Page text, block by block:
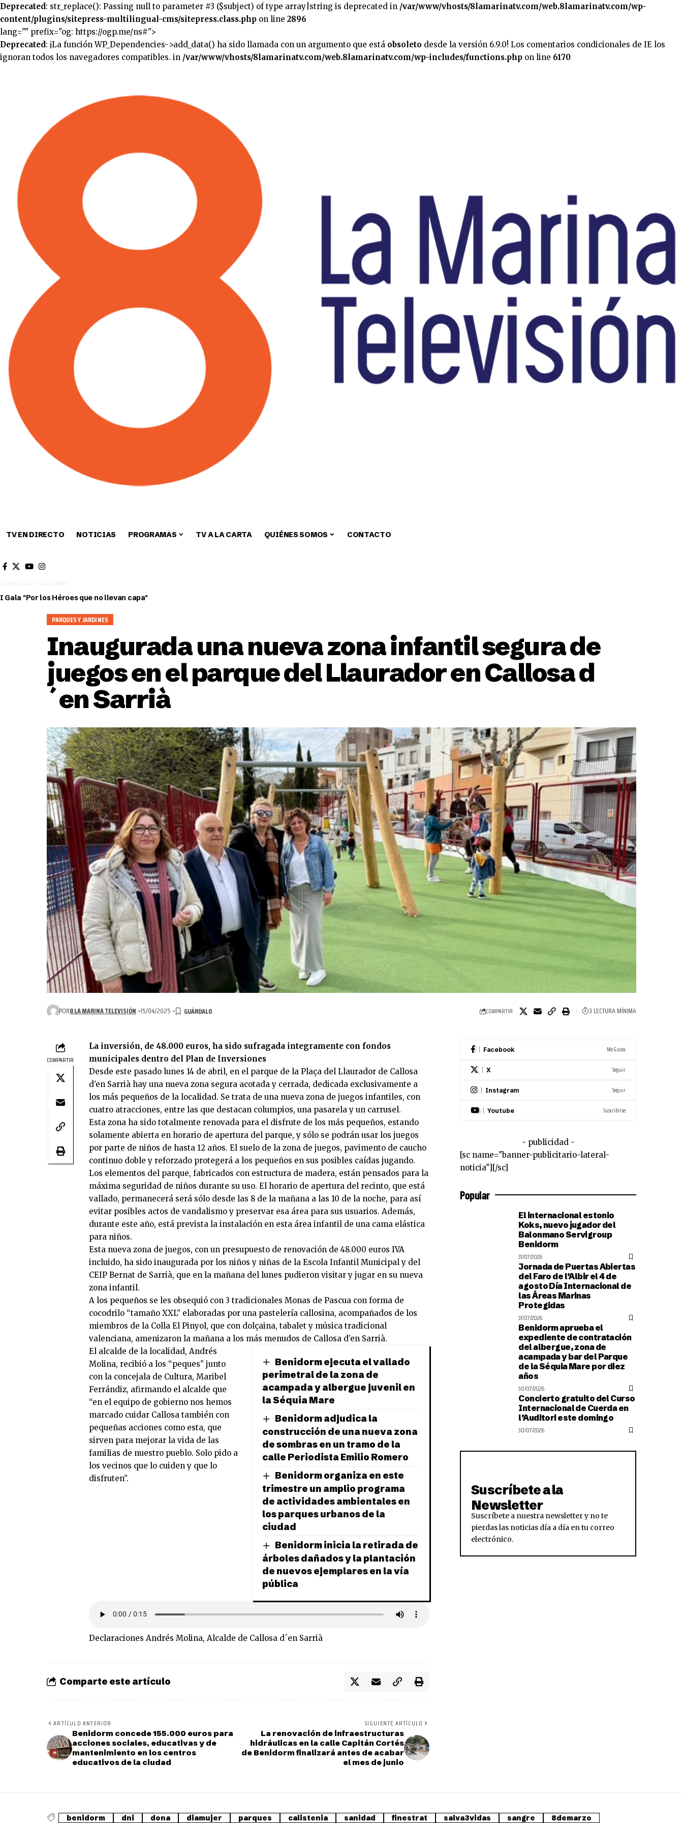
Deprecated: str_replace(): Passing null to parameter #3 ($subject) of type array|string is deprecated in /var/www/vhosts/8lamarinatv.com/web.8lamarinatv.com/wp-
content/plugins/sitepress-multilingual-cms/sitepress.class.php on line 2896
lang="" prefix="og: https://ogp.me/ns#">
Deprecated: ¡La función WP_Dependencies->add_data() ha sido llamada con un argumento que está obsoleto desde la versión 6.9.0! Los comentarios condicionales de IE los
ignoran todos los navegadores compatibles. in /var/www/vhosts/8lamarinatv.com/web.8lamarinatv.com/wp-includes/functions.php on line 6170
TV EN DIRECTO NOTICIAS PROGRAMAS TV A LA CARTA QUIÉNES SOMOS CONTACTO
I Gala "Por los Héroes que no llevan capa"
PARQUES Y JARDINES
Inaugurada una nueva zona infantil segura de
juegos en el parque del Llaurador en Callosa d
´en Sarrià
POR8 LA MARINA TELEVISIÓN 15/04/2025 COMPARTIR 3 LECTURA MÍNIMA
COMPARTIR
La inversión, de 48.000 euros, ha sido sufragada integramente con fondos
municipales dentro del Plan de Inversiones
Desde este pasado lunes 14 de abril, en el parque de la Plaça del Llaurador de Callosa
d’en Sarrià hay una nueva zona segura acotada y cerrada, dedicada exclusivamente a
los más pequeños de la localidad. Se trata de una nueva zona de juegos infantiles, con
cuatro atracciones, entre las que destacan columpios, una pasarela y un carrusel.
Esta zona ha sido totalmente renovada para el disfrute de los más pequeños, estando
solamente abierta en horario de apertura del parque, y sólo se podrán usar los juegos
por parte de niños de hasta 12 años. El suelo de la zona de juegos, pavimento de caucho
continuo doble y reforzado protegerá a los pequeños en sus posibles caídas jugando.
Los elementos del parque, fabricados con estructura de madera, están pensados para la
máxima seguridad de niños durante su uso. El horario de apertura del recinto, que está
vallado, permanecerá será sólo desde las 8 de la mañana a las 10 de la noche, para así
evitar posibles actos de vandalismo y preservar esa área para sus usuarios. Además,
durante este año, está prevista la instalación en esta área infantil de una cama elástica
para niños.
Esta nueva zona de juegos, con un presupuesto de renovación de 48.000 euros IVA
incluido, ha sido inaugurada por los niños y niñas de la Escola Infantil Municipal y del
CEIP Bernat de Sarrià, que en la mañana del lunes pudieron visitar y jugar en su nueva
zona infantil.
A los pequeños se les obsequió con 3 tradicionales Monas de Pascua con forma de
cocodrilo “tamaño XXL” elaboradas por una pastelería callosina, acompañados de los
miembros de la Colla El Pinyol, que con dolçaina, tabalet y música tradicional
valenciana, amenizaron la mañana a los más menudos de Callosa d’en Sarrià.
Benidorm ejecuta el vallado
perimetral de la zona de
acampada y albergue juvenil en
la Séquia Mare
Benidorm adjudica la
construcción de una nueva zona
de sombras en un tramo de la
calle Periodista Emilio Romero
Benidorm organiza en este
trimestre un amplio programa
de actividades ambientales en
los parques urbanos de la
ciudad
Benidorm inicia la retirada de
árboles dañados y la plantación
de nuevos ejemplares en la vía
pública
El alcalde de la localidad, Andrés
Molina, recibió a los “peques” junto
con la concejala de Cultura, Maribel
Ferrándiz, afirmando el alcalde que
“en el equipo de gobierno nos hemos
marcado cuidar Callosa también con
pequeñas acciones como esta, que
sirven para mejorar la vida de las
familias de nuestro pueblo. Solo pido a
los vecinos que lo cuiden y que lo
disfruten”.
Declaraciones Andrés Molina, Alcalde de Callosa d´en Sarrià
Comparte este artículo
ARTÍCULO ANTERIOR
Benidorm concede 155.000 euros para
acciones sociales, educativas y de
mantenimiento en los centros
educativos de la ciudad
SIGUIENTE ARTÍCULO
La renovación de infraestructuras
hidráulicas en la calle Capitán Cortés
de Benidorm finalizará antes de acabar
el mes de junio
Facebook Me Gusta
X Seguir
Instagram Seguir
Youtube Suscribirse
- publicidad -
[sc name="banner-publicitario-lateral-
noticia"][/sc]
Popular
El internacional estonio
Koks, nuevo jugador del
Balonmano Servigroup
Benidorm
31/07/2026
Jornada de Puertas Abiertas
del Faro de l’Albir el 4 de
agosto Día Internacional de
las Áreas Marinas
Protegidas
31/07/2026
Benidorm aprueba el
expediente de contratación
del albergue, zona de
acampada y bar del Parque
de la Séquia Mare por diez
años
30/07/2026
Concierto gratuito del Curso
Internacional de Cuerda en
l’Auditori este domingo
30/07/2026
Suscríbete a la
Newsletter
Suscríbete a nuestra newsletter y no te
pierdas las noticias día a día en tu correo
electrónico.
benidorm dni dona diamujer parques calistenia sanidad finestrat salva3vidas sangre 8demarzo